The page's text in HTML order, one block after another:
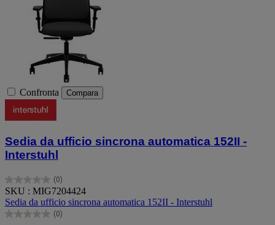
Confronta Compara
Sedia da ufficio sincrona automatica 152II -
Interstuhl
(0)
0.0
su
5
stelle.
SKU : MIG7204424
Sedia da ufficio sincrona automatica 152II - Interstuhl
(0)
0.0